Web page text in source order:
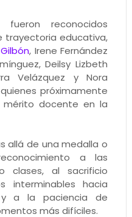
reconocidos
trayectoria educativa,
, Irene Fernández
Deilsy Lizbeth
Velázquez y Nora
próximamente
mérito docente en la
allá de una medalla o
a las
clases, al sacrificio
interminables hacia
y a la paciencia de
más difíciles.